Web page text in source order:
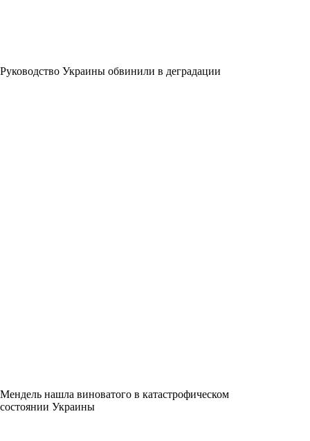
Руководство Украины обвинили в деградации
Мендель нашла виноватого в катастрофическом
состоянии Украины